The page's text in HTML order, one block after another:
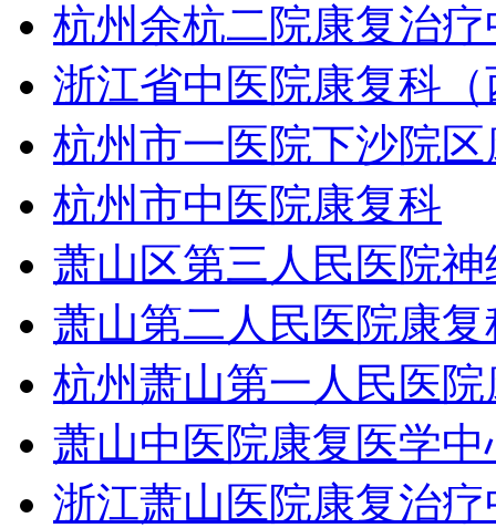
杭州余杭二院康复治疗
浙江省中医院康复科
杭州市一医院下沙院
杭州市中医院康复科
萧山区第三人民医院
萧山第二人民医院康复
杭州萧山第一人民医
萧山中医院康复医学中
浙江萧山医院康复治疗